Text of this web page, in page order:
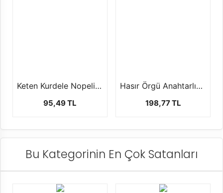
Keten Kurdele Nopeli (2.5cm-20 mt)
95,49 TL
Hasır Örgü Anahtarlık Halkası 1 paket 50 ad
198,77 TL
Bu Kategorinin En Çok Satanları